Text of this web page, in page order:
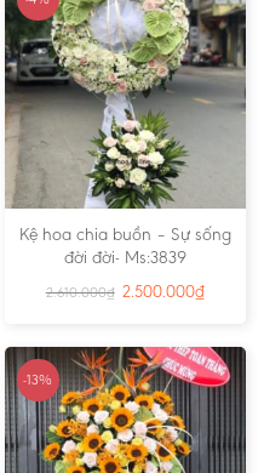
Kệ hoa chia buồn – Sự sống
đời đời- Ms:3839
2.610.000₫ 2.500.000₫
-13%